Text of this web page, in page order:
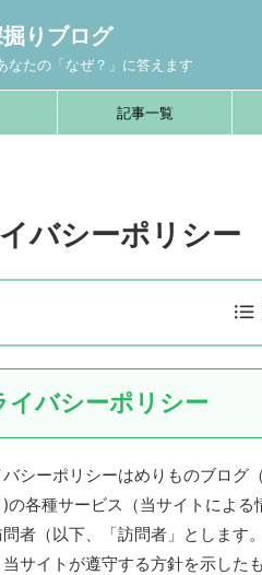
りブログ
なたの「なぜ？」に答えます
記事一覧
バシーポリシー
イバシーポリシー
シーポリシーはめりものブロ
)の各種サービス（当サイトによ
者（以下、「訪問者」とします
サイトが遵守する方針を示したも